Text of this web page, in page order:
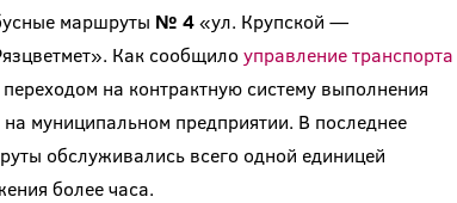
маршруты № 4«ул. Крупской —
Как сообщило управление транспорта
на контрактную систему выполнения
муниципальном предприятии. В последнее
обслуживались всего одной единицей
более часа.